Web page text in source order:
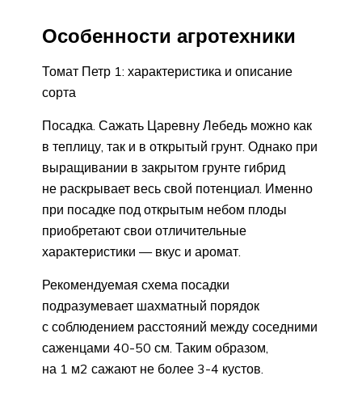
Особенности агротехники
Томат Петр 1: характеристика и описание
сорта
Посадка. Сажать Царевну Лебедь можно как
в теплицу, так и в открытый грунт. Однако при
выращивании в закрытом грунте гибрид
не раскрывает весь свой потенциал. Именно
при посадке под открытым небом плоды
приобретают свои отличительные
характеристики — вкус и аромат.
Рекомендуемая схема посадки
подразумевает шахматный порядок
с соблюдением расстояний между соседними
саженцами 40-50 см. Таким образом,
на 1 м2 сажают не более 3-4 кустов.